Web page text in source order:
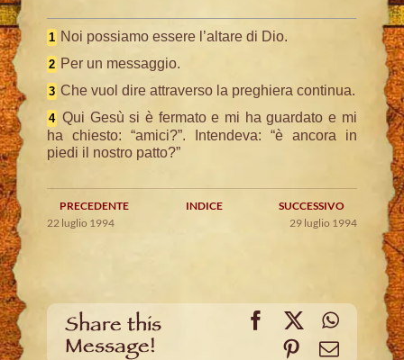
1 Noi possiamo essere l’altare di Dio.
2 Per un messaggio.
3 Che vuol dire attraverso la preghiera continua.
4 Qui Gesù si è fermato e mi ha guardato e mi
ha chiesto: “amici?”. Intendeva: “è ancora in
piedi il nostro patto?”
PRECEDENTE INDICE
SUCCESSIVO
22 luglio 1994
29 luglio 1994
Share this
Message!
Facebook
X
Pinterest
Email